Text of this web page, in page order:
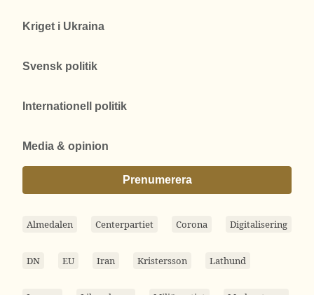
Kriget i Ukraina
Svensk politik
Internationell politik
Media & opinion
Prenumerera
Almedalen Centerpartiet Corona Digitalisering
DN EU Iran Kristersson Lathund